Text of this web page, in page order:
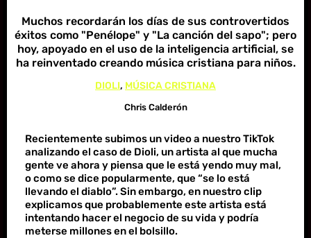
Muchos recordarán los días de sus controvertidos
éxitos como "Penélope" y "La canción del sapo"; pero
hoy, apoyado en el uso de la inteligencia artificial, se
ha reinventado creando música cristiana para niños.
DIOLI, MÚSICA CRISTIANA
Chris Calderón
Recientemente subimos un video a nuestro TikTok
analizando el caso de Dioli, un artista al que mucha
gente ve ahora y piensa que le está yendo muy mal,
o como se dice popularmente, que “se lo está
llevando el diablo”. Sin embargo, en nuestro clip
explicamos que probablemente este artista está
intentando hacer el negocio de su vida y podría
meterse millones en el bolsillo.